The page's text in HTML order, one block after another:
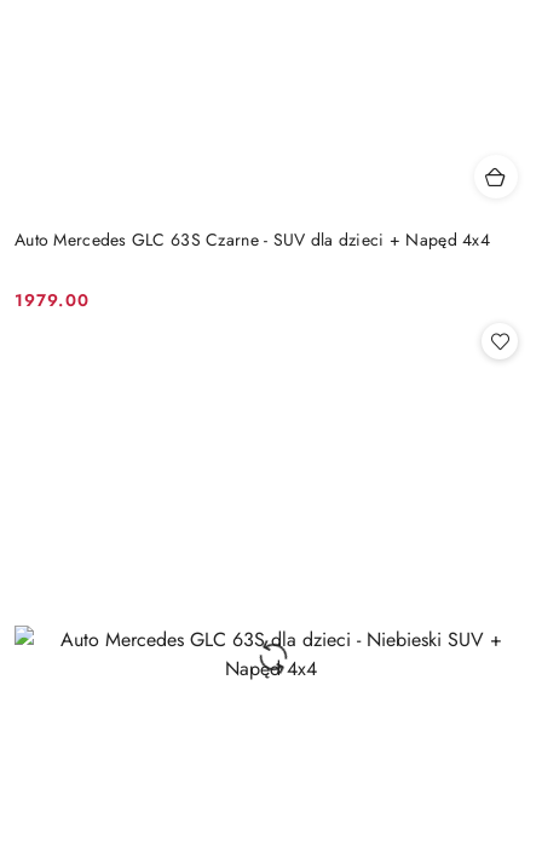
Auto Mercedes GLC 63S Czarne - SUV dla dzieci + Napęd 4x4
Cena:
1979.00